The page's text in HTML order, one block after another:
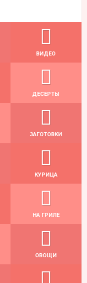
ВИДЕО
ДЕСЕРТЫ
ЗАГОТОВКИ
КУРИЦА
НА ГРИЛЕ
ОВОЩИ